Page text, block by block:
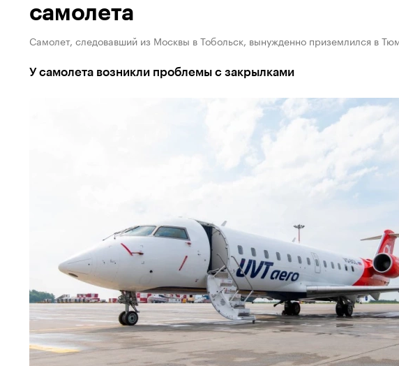
самолета
Самолет, следовавший из Москвы в Тобольск, вынужденно приземлился в
У самолета возникли проблемы с закрылками